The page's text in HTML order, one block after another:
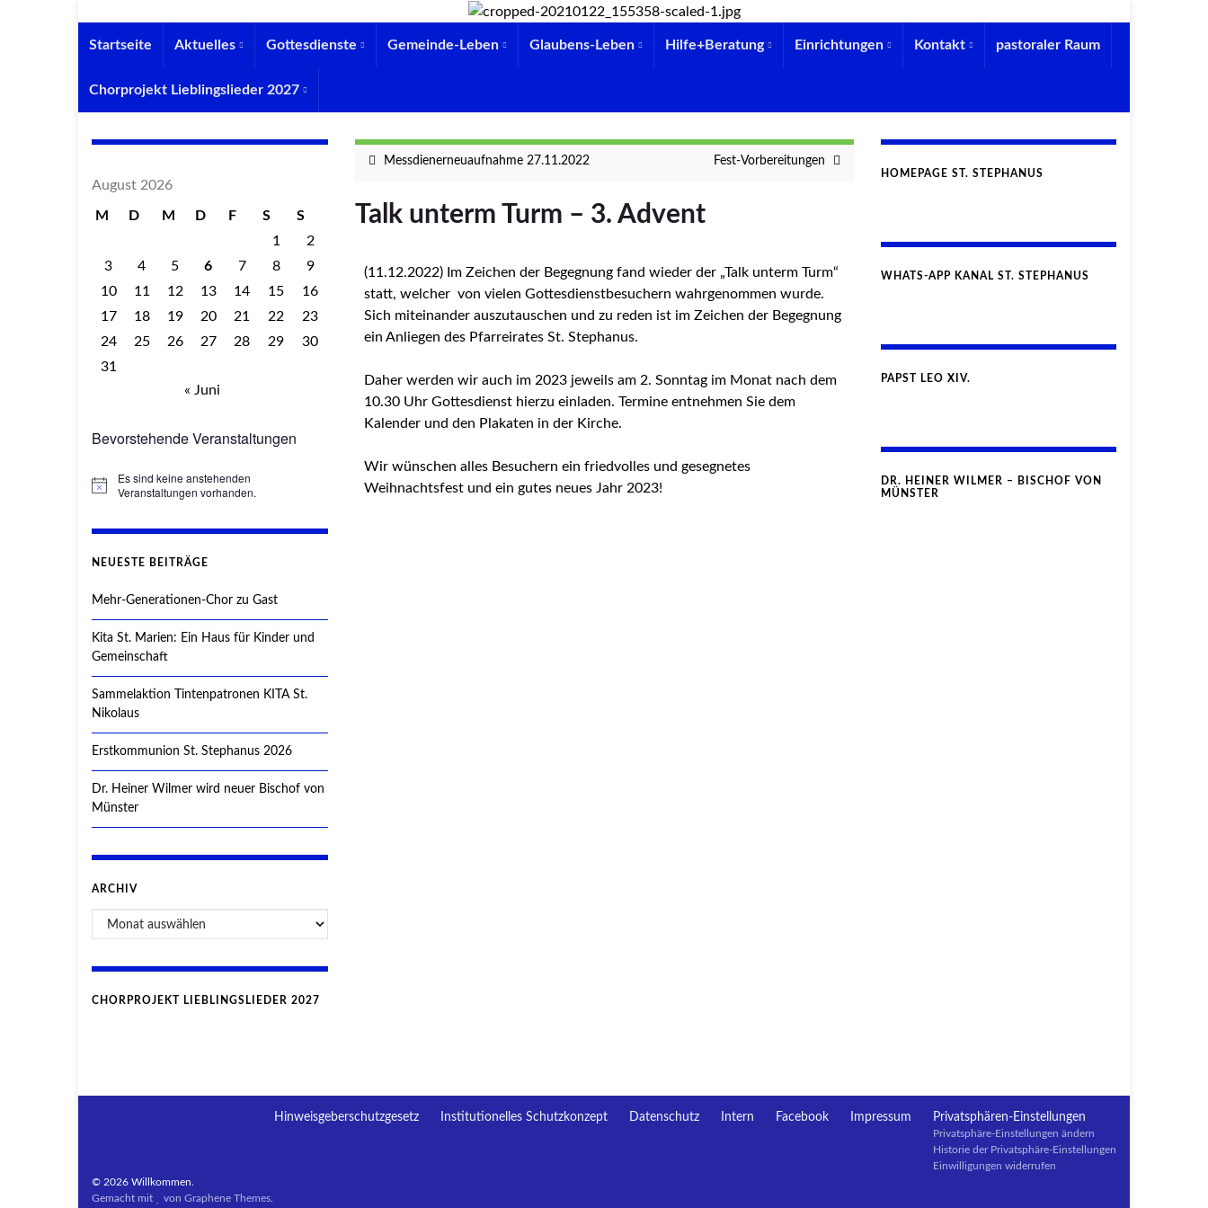
Startseite Aktuelles Gottesdienste Gemeinde-Leben Glaubens-Leben Hilfe+Beratung Einrichtungen Kontakt pastoraler Raum
Chorprojekt Lieblingslieder 2027
Messdienerneuaufnahme 27.11.2022 Fest-Vorbereitungen
Talk unterm Turm – 3. Advent
(11.12.2022) Im Zeichen der Begegnung fand wieder der „Talk unterm Turm“
statt, welcher von vielen Gottesdienstbesuchern wahrgenommen wurde.
Sich miteinander auszutauschen und zu reden ist im Zeichen der Begegnung
ein Anliegen des Pfarreirates St. Stephanus.
Daher werden wir auch im 2023 jeweils am 2. Sonntag im Monat nach dem
10.30 Uhr Gottesdienst hierzu einladen. Termine entnehmen Sie dem
Kalender und den Plakaten in der Kirche.
Wir wünschen alles Besuchern ein friedvolles und gesegnetes
Weihnachtsfest und ein gutes neues Jahr 2023!
August 2026
M D M D F S
S
1
2
3
4 5 6 7 8
9
10
11 12 13 14 15
16
17
18 19 20 21 22
23
24
25 26 27 28 29
30
31
« Juni
Bevorstehende Veranstaltungen
Hinweis
Es sind keine anstehenden
Veranstaltungen vorhanden.
NEUESTE BEITRÄGE
Mehr-Generationen-Chor zu Gast
Kita St. Marien: Ein Haus für Kinder und
Gemeinschaft
Sammelaktion Tintenpatronen KITA St.
Nikolaus
Erstkommunion St. Stephanus 2026
Dr. Heiner Wilmer wird neuer Bischof von
Münster
ARCHIV
CHORPROJEKT LIEBLINGSLIEDER 2027
HOMEPAGE ST. STEPHANUS
WHATS-APP KANAL ST. STEPHANUS
PAPST LEO XIV.
DR. HEINER WILMER – BISCHOF VON
MÜNSTER
Hinweisgeberschutzgesetz Institutionelles Schutzkonzept Datenschutz Intern Facebook Impressum Privatsphären-Einstellungen
Privatsphäre-Einstellungen ändern
Historie der Privatsphäre-Einstellungen
Einwilligungen widerrufen
© 2026 Willkommen.
Gemacht mit
vonGraphene Themes